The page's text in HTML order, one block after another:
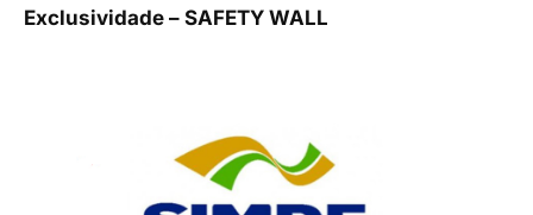
Exclusividade – SAFETY WALL